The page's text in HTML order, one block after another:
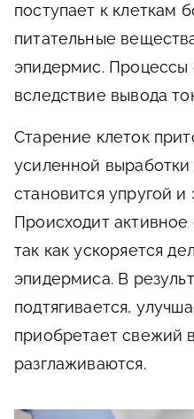
поступает к клеткам
питательные
эпидермис. Процессы
вследствие вывода
Старение клеток
усиленной выработки
становится упругой и
Происходит
так как ускоряется
эпидермиса. В
подтягивается,
приобретает свежий
разглаживаются.